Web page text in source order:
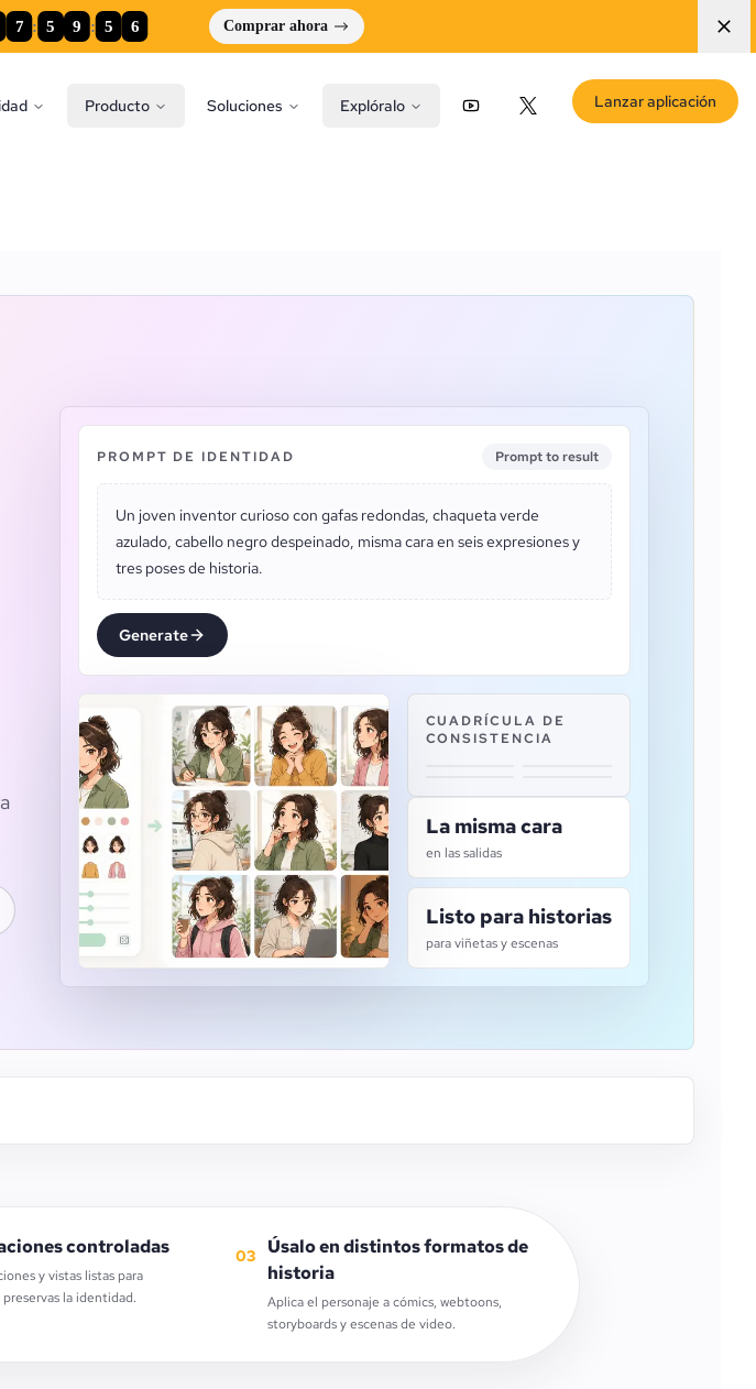
7 : 5 9 : 5 5 Comprar ahora
Producto Soluciones Explóralo YouTubeX (Twitter)
Lanzar aplicación
PROMPT DE IDENTIDAD Prompt to result
Un joven inventor curioso con gafas redondas, chaqueta verde
azulado, cabello negro despeinado, misma cara en seis expresiones y
tres poses de historia.
Generate
CUADRÍCULA DE
CONSISTENCIA
La misma cara
en las salidas
Listo para historias
para viñetas y escenas
controladas
y vistas listas para
la identidad.
03
Úsalo en distintos formatos de
historia
Aplica el personaje a cómics, webtoons,
storyboards y escenas de video.